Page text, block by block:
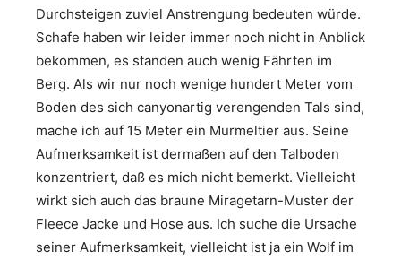
Durchsteigen zuviel Anstrengung bedeuten würde.
Schafe haben wir leider immer noch nicht in Anblick
bekommen, es standen auch wenig Fährten im
Berg. Als wir nur noch wenige hundert Meter vom
Boden des sich canyonartig verengenden Tals sind,
mache ich auf 15 Meter ein Murmeltier aus. Seine
Aufmerksamkeit ist dermaßen auf den Talboden
konzentriert, daß es mich nicht bemerkt. Vielleicht
wirkt sich auch das braune Miragetarn-Muster der
Fleece Jacke und Hose aus. Ich suche die Ursache
seiner Aufmerksamkeit, vielleicht ist ja ein Wolf im